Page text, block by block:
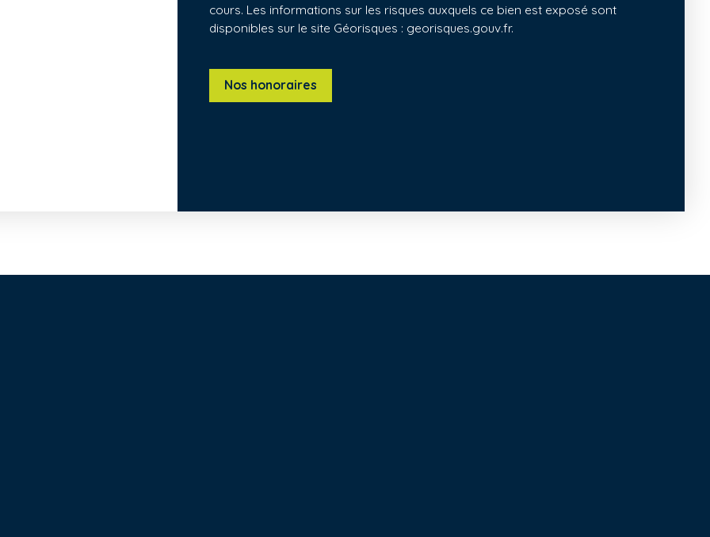
cours. Les informations sur les risques auxquels ce bien est exposé sont
disponibles sur le site Géorisques : georisques.gouv.fr.
Nos honoraires